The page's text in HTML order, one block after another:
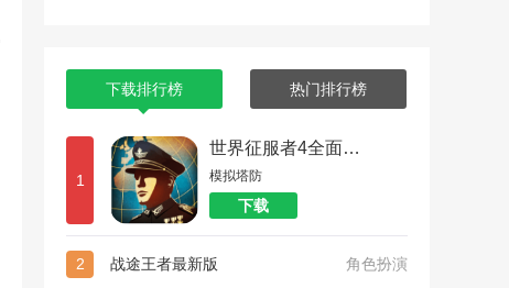
下载排行榜 热门排行榜
1
世界征服者4全面战争
模拟塔防
下载
2 战途王者最新版 角色扮演